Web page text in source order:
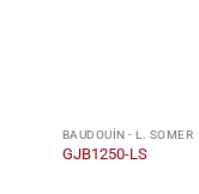
BAUDOUIN - L. SOMER
GJB1250-LS